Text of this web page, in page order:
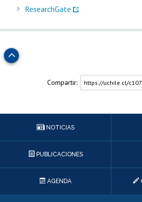
ResearchGate
Subir
Compartir: https://uchile.cl/
NOTICIAS
PUBLICACIONES
AGENDA